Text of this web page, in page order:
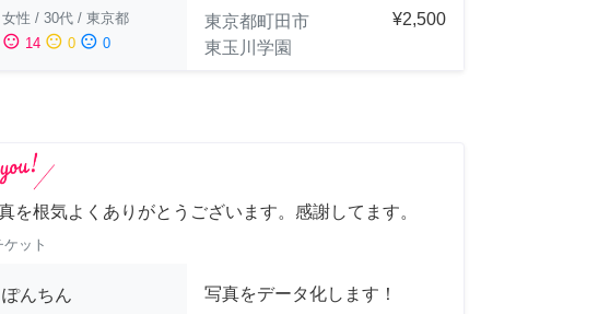
女性 / 30代 / 東京都
sentiment_satisfied 14 sentiment_neutral 0 sentiment_dissatisfied 0
東京都町田市
東玉川学園
¥2,500
を根気よくありがとうございます。感謝してます。
ット
ぽんちん
写真をデータ化します！